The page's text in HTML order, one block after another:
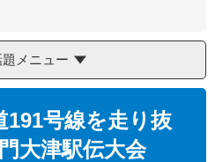
メニュー
191号線を走り抜
大津駅伝大会